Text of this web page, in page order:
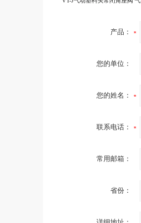
产品：
您的单位：
您的姓名：
联系电话：
常用邮箱：
省份：